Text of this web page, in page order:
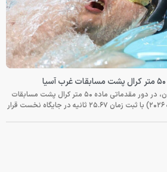
هومر عباسی، شناگر تیم ملی ایران، در دور مقدماتی ماده ۵۰ متر کرال پشت مسابقات